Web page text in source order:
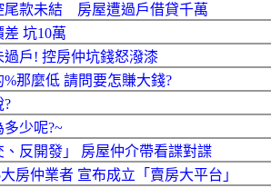
尾款未結 房屋遭過戶借貸千萬
坑10萬
過戶! 控房仲坑錢怒潑漆
那麼低 請問要怎賺大錢?
?
少呢?~
、反開發」 房屋仲介帶看諜對諜
房仲業者 宣布成立「賣房大平台」